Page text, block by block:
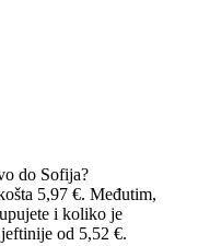
do Sofija?
5,97 €. Međutim,
i koliko je
od 5,52 €.